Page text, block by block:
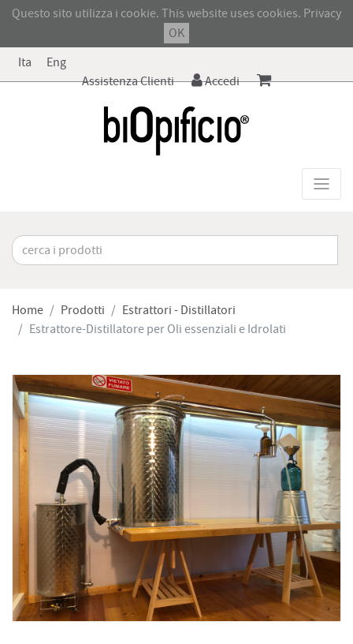
Questo sito utilizza i cookie. This website uses cookies. Privacy
OK
Ita
Eng
Assistenza Clienti
Accedi
Home Prodotti
Estrattori - Distillatori
Estrattore-Distillatore per Oli essenziali e Idrolati